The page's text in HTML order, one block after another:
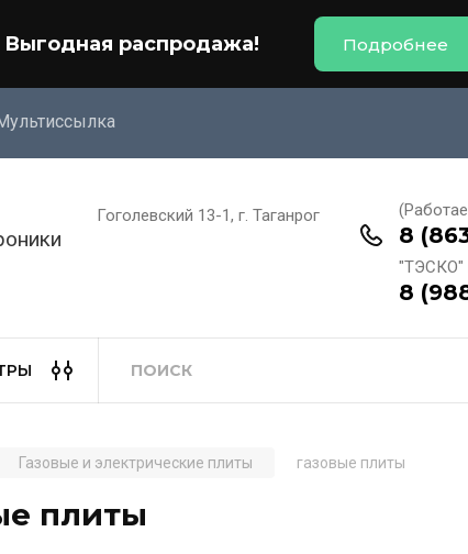
Выгодная распродажа! Подробнее
Гоголевский 13-1, г. Таганрог
8
"ТЭСКО"
8
Газовые и электрические плиты газовые плиты
плиты